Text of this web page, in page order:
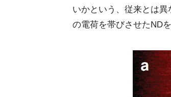
いかという、従来とは
の電荷を帯びさせたND